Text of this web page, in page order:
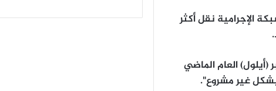
الإجرامية نقل أكثر
العام الماضي
غير مشروع".